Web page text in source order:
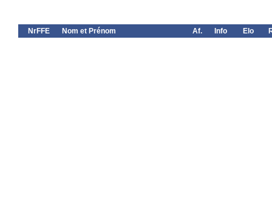
NrFFE Nom et Prénom Af. Info Elo